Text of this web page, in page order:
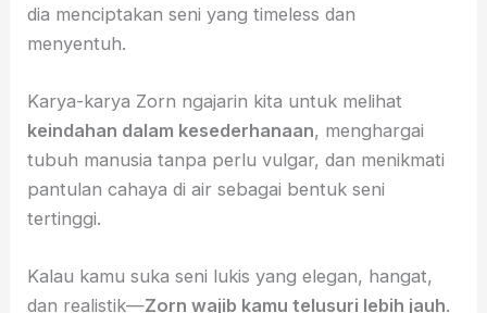
dia menciptakan seni yang timeless dan
menyentuh.
Karya-karya Zorn ngajarin kita untuk melihat
keindahan dalam kesederhanaan, menghargai
tubuh manusia tanpa perlu vulgar, dan menikmati
pantulan cahaya di air sebagai bentuk seni
tertinggi.
Kalau kamu suka seni lukis yang elegan, hangat,
dan realistik—Zorn wajib kamu telusuri lebih jauh.